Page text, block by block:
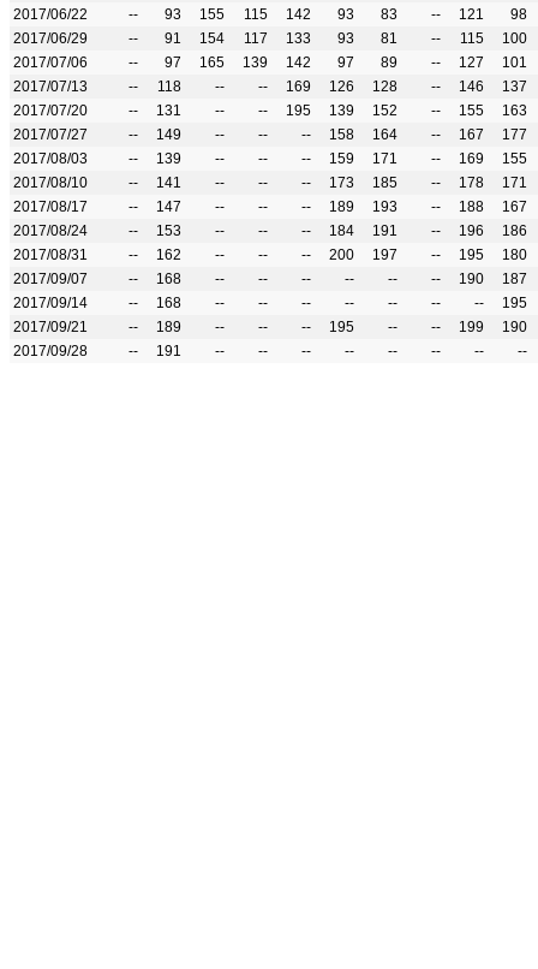
2017/06/22
-- 93 155 115 142 93 83 -- 121
98
2017/06/29
-- 91 154 117 133 93 81 -- 115
100
2017/07/06
-- 97 165 139 142 97 89 -- 127
101
2017/07/13
-- 118 -- -- 169 126 128 -- 146
137
2017/07/20
-- 131 -- -- 195 139 152 -- 155
163
2017/07/27
-- 149 -- -- -- 158 164 -- 167
177
2017/08/03
-- 139 -- -- -- 159 171 -- 169
155
2017/08/10
-- 141 -- -- -- 173 185 -- 178
171
2017/08/17
-- 147 -- -- -- 189 193 -- 188
167
2017/08/24
-- 153 -- -- -- 184 191 -- 196
186
2017/08/31
-- 162 -- -- -- 200 197 -- 195
180
2017/09/07
-- 168 -- -- -- -- -- -- 190
187
2017/09/14
-- 168 -- -- -- -- -- -- --
195
2017/09/21
-- 189 -- -- -- 195 -- -- 199
190
2017/09/28
-- 191 -- -- -- -- -- -- -- --